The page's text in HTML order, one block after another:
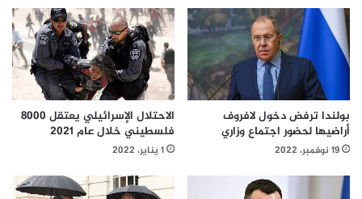
بولندا ترفض دخول لافروف
أراضيها لحضور اجتماع وزاري
19 نوفمبر، 2022
الاحتلال الإسرائيلي يعتقل 8000
فلسطيني خلال عام 2021
1 يناير، 2022